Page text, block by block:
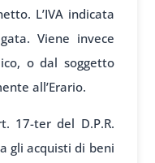
L’IVA indicata
Viene invece
o dal soggetto
all’Erario.
17-ter del D.P.R.
gli acquisti di beni